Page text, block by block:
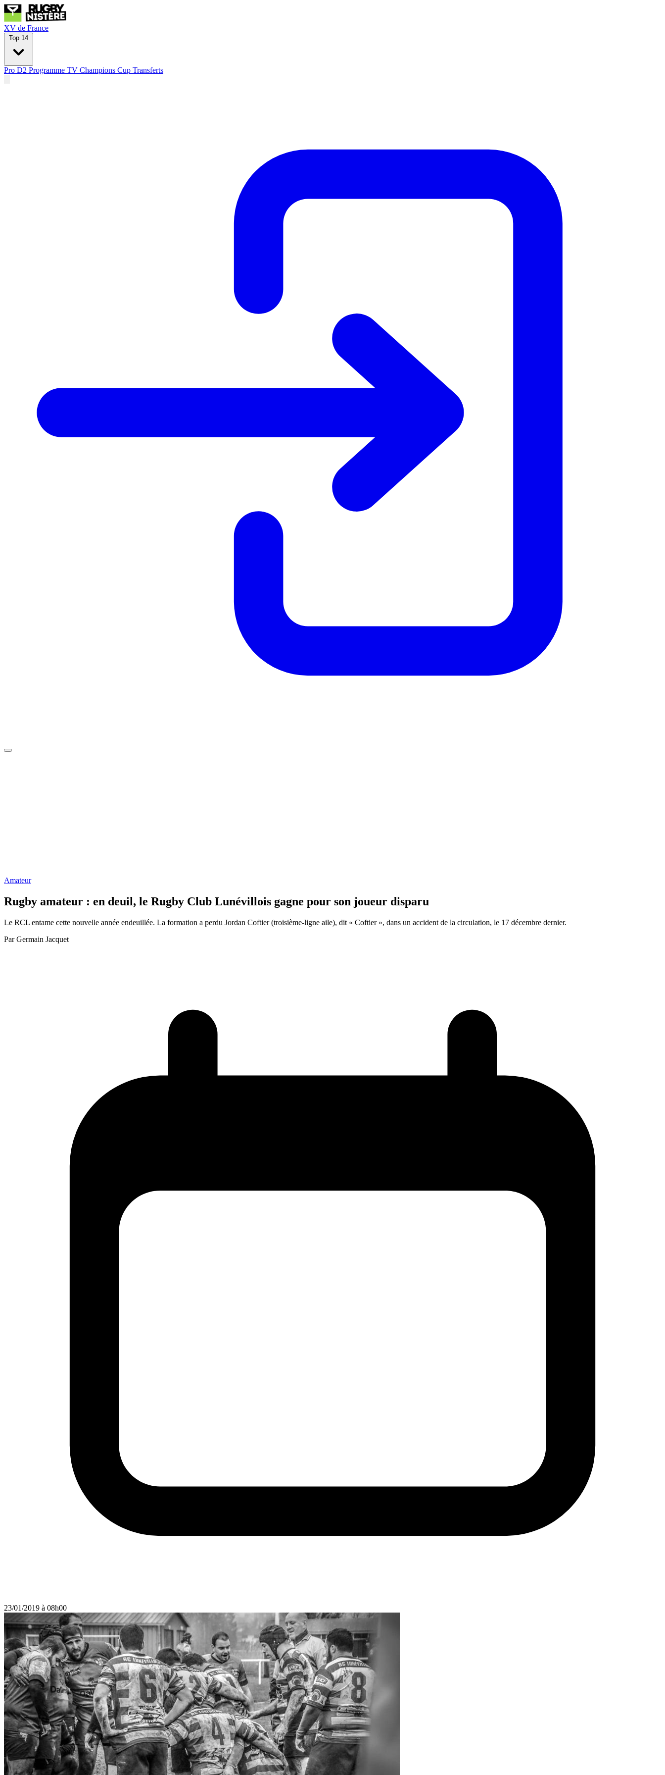
XV de France
Top 14
Pro D2 Programme TV Champions Cup Transferts
Amateur
Rugby amateur : en deuil, le Rugby Club Lunévillois gagne pour son joueur disparu
Le RCL entame cette nouvelle année endeuillée. La formation a perdu Jordan Coftier (troisième-ligne aile), dit « Coftier », dans un accident de la circulation, le 17 décembre dernier.
Par Germain Jacquet
23/01/2019 à 08h00